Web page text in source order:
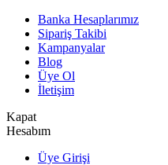
Banka Hesaplarımız
Sipariş Takibi
Kampanyalar
Blog
Üye Ol
İletişim
Kapat
Hesabım
Üye Girişi